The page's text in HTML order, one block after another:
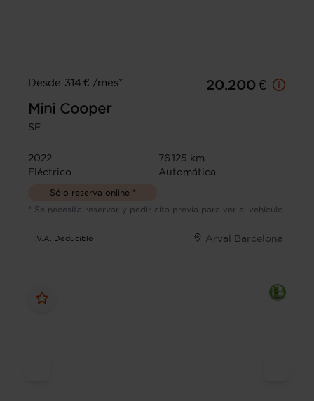
Desde 314 € /mes*
20.200 €
Mini Cooper
SE
2022
76.125 km
Eléctrico
Automática
Sólo reserva online *
* Se necesita reservar y pedir cita previa para ver el vehículo
I.V.A. Deducible Arval Barcelona